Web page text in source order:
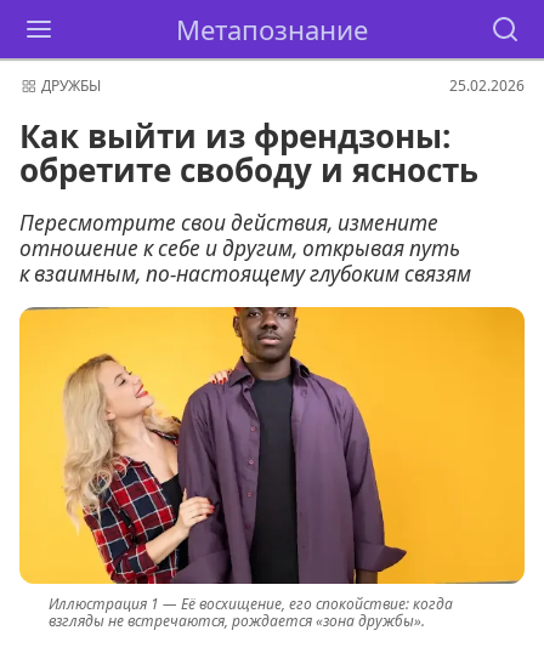
Метапознание
ДРУЖБЫ 25.02.2026
Как выйти из френдзоны:
обретите свободу и ясность
Пересмотрите свои действия, измените
отношение к себе и другим, открывая путь
к взаимным, по-настоящему глубоким связям
Её восхищение, его спокойствие: когда
взгляды не встречаются, рождается «зона дружбы».